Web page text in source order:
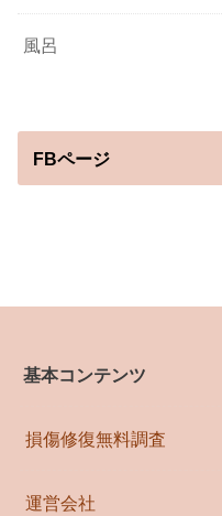
風呂
FBページ
基本コンテンツ
損傷修復無料調査
運営会社